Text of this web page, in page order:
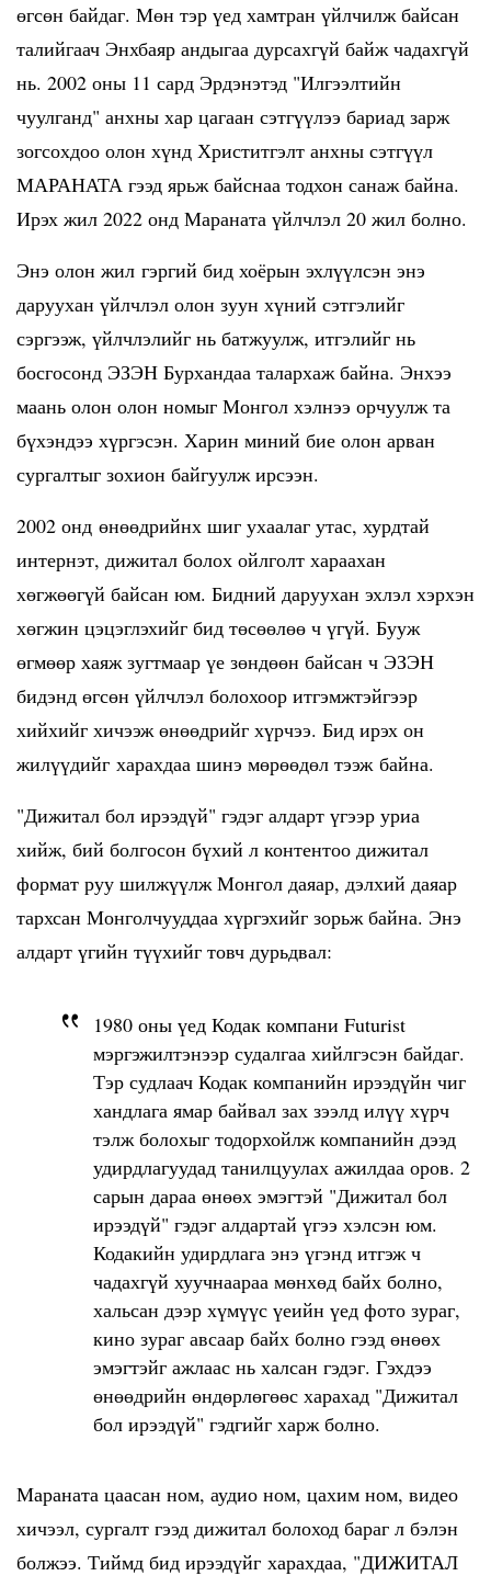
өгсөн байдаг. Мөн тэр үед хамтран үйлчилж байсан
талийгаач Энхбаяр андыгаа дурсахгүй байж чадахгүй
нь. 2002 оны 11 сард Эрдэнэтэд "Илгээлтийн
чуулганд" анхны хар цагаан сэтгүүлээ бариад зарж
зогсохдоо олон хүнд Христитгэлт анхны сэтгүүл
МАРАНАТА гээд ярьж байснаа тодхон санаж байна.
Ирэх жил 2022 онд Мараната үйлчлэл 20 жил болно.
Энэ олон жил гэргий бид хоёрын эхлүүлсэн энэ
даруухан үйлчлэл олон зуун хүний сэтгэлийг
сэргээж, үйлчлэлийг нь батжуулж, итгэлийг нь
босгосонд ЭЗЭН Бурхандаа талархаж байна. Энхээ
маань олон олон номыг Монгол хэлнээ орчуулж та
бүхэндээ хүргэсэн. Харин миний бие олон арван
сургалтыг зохион байгуулж ирсээн.
2002 онд өнөөдрийнх шиг ухаалаг утас, хурдтай
интернэт, дижитал болох ойлголт хараахан
хөгжөөгүй байсан юм. Бидний даруухан эхлэл хэрхэн
хөгжин цэцэглэхийг бид төсөөлөө ч үгүй. Бууж
өгмөөр хаяж зугтмаар үе зөндөөн байсан ч ЭЗЭН
бидэнд өгсөн үйлчлэл болохоор итгэмжтэйгээр
хийхийг хичээж өнөөдрийг хүрчээ. Бид ирэх он
жилүүдийг харахдаа шинэ мөрөөдөл тээж байна.
"Дижитал бол ирээдүй" гэдэг алдарт үгээр уриа
хийж, бий болгосон бүхий л контентоо дижитал
формат руу шилжүүлж Монгол даяар, дэлхий даяар
тархсан Монголчууддаа хүргэхийг зорьж байна. Энэ
алдарт үгийн түүхийг товч дурьдвал:
1980 оны үед Кодак компани Futurist
мэргэжилтэнээр судалгаа хийлгэсэн байдаг.
Тэр судлаач Кодак компанийн ирээдүйн чиг
хандлага ямар байвал зах зээлд илүү хүрч
тэлж болохыг тодорхойлж компанийн дээд
удирдлагуудад танилцуулах ажилдаа оров. 2
сарын дараа өнөөх эмэгтэй "Дижитал бол
ирээдүй" гэдэг алдартай үгээ хэлсэн юм.
Кодакийн удирдлага энэ үгэнд итгэж ч
чадахгүй хуучнаараа мөнхөд байх болно,
хальсан дээр хүмүүс үеийн үед фото зураг,
кино зураг авсаар байх болно гээд өнөөх
эмэгтэйг ажлаас нь халсан гэдэг. Гэхдээ
өнөөдрийн өндөрлөгөөс харахад "Дижитал
бол ирээдүй" гэдгийг харж болно.
Мараната цаасан ном, аудио ном, цахим ном, видео
хичээл, сургалт гээд дижитал болоход бараг л бэлэн
болжээ. Тиймд бид ирээдүйг харахдаа, "ДИЖИТАЛ